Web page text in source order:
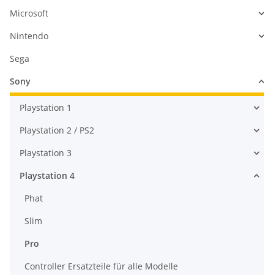
Microsoft
Nintendo
Sega
Sony
Playstation 1
Playstation 2 / PS2
Playstation 3
Playstation 4
Phat
Slim
Pro
Controller Ersatzteile für alle Modelle